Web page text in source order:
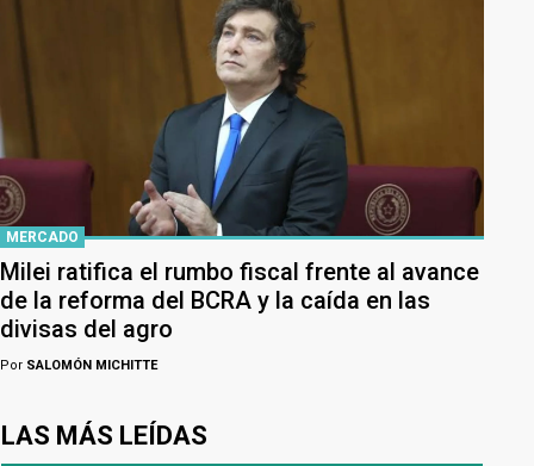
MERCADO
Milei ratifica el rumbo fiscal frente al avance
de la reforma del BCRA y la caída en las
divisas del agro
Por SALOMÓN MICHITTE
LAS MÁS LEÍDAS